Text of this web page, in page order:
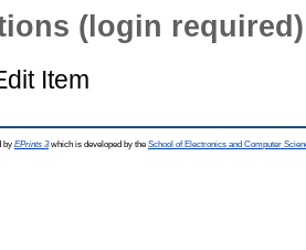
(login required)
Item
by EPrints 3which is developed by the School of Electronics and Computer